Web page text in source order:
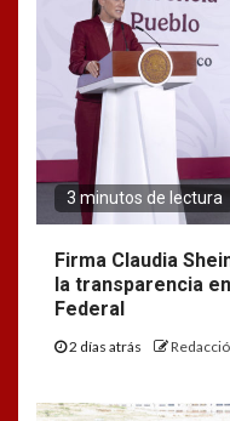
3 minutos de lectura
Firma Claudia
la transparencia
Federal
2 días atrás